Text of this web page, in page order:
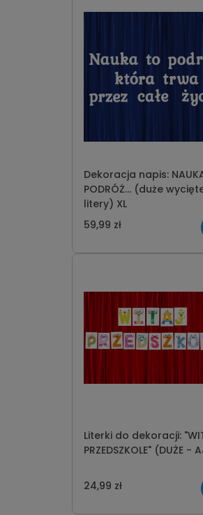
Dekoracja napis:
PODRÓŻ... (duże
litery) XL
59,99 zł
Literki do dekoracji:
PRZEDSZKOLE" (DUŻE -
24,99 zł